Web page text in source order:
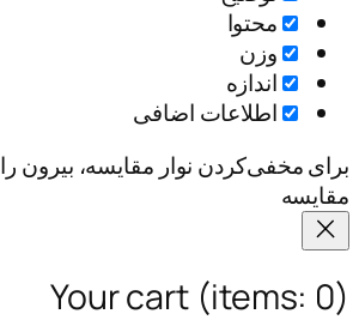
اضافی
نوار مقایسه، بیرون را کلیک نمایید
Your cart